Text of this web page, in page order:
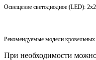
Освещение светодиодное (LED):
Рекомендуемые модели кровельных
При необходимости